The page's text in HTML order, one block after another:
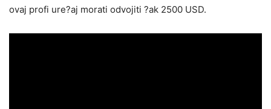
ovaj profi ure?aj morati odvojiti ?ak 2500 USD.